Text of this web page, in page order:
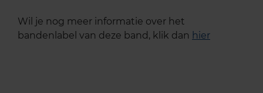
Wil je nog meer informatie over het
bandenlabel van deze band, klik dan hier